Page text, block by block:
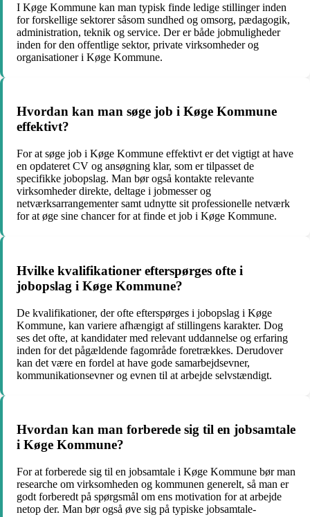
I Køge Kommune kan man typisk finde ledige stillinger inden
for forskellige sektorer såsom sundhed og omsorg, pædagogik,
administration, teknik og service. Der er både jobmuligheder
inden for den offentlige sektor, private virksomheder og
organisationer i Køge Kommune.
Hvordan kan man søge job i Køge Kommune
effektivt?
For at søge job i Køge Kommune effektivt er det vigtigt at have
en opdateret CV og ansøgning klar, som er tilpasset de
specifikke jobopslag. Man bør også kontakte relevante
virksomheder direkte, deltage i jobmesser og
netværksarrangementer samt udnytte sit professionelle netværk
for at øge sine chancer for at finde et job i Køge Kommune.
Hvilke kvalifikationer efterspørges ofte i
jobopslag i Køge Kommune?
De kvalifikationer, der ofte efterspørges i jobopslag i Køge
Kommune, kan variere afhængigt af stillingens karakter. Dog
ses det ofte, at kandidater med relevant uddannelse og erfaring
inden for det pågældende fagområde foretrækkes. Derudover
kan det være en fordel at have gode samarbejdsevner,
kommunikationsevner og evnen til at arbejde selvstændigt.
Hvordan kan man forberede sig til en jobsamtale
i Køge Kommune?
For at forberede sig til en jobsamtale i Køge Kommune bør man
researche om virksomheden og kommunen generelt, så man er
godt forberedt på spørgsmål om ens motivation for at arbejde
netop der. Man bør også øve sig på typiske jobsamtale-